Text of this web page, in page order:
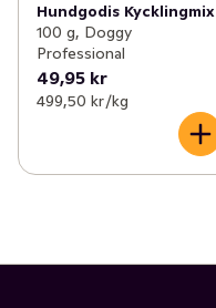
Hundgodis Kycklingmix
100 g, Doggy
Professional
49,95 kr
499,50 kr /kg